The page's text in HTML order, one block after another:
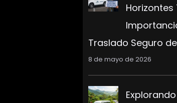
Traslado Seguro
8 de mayo de 2026